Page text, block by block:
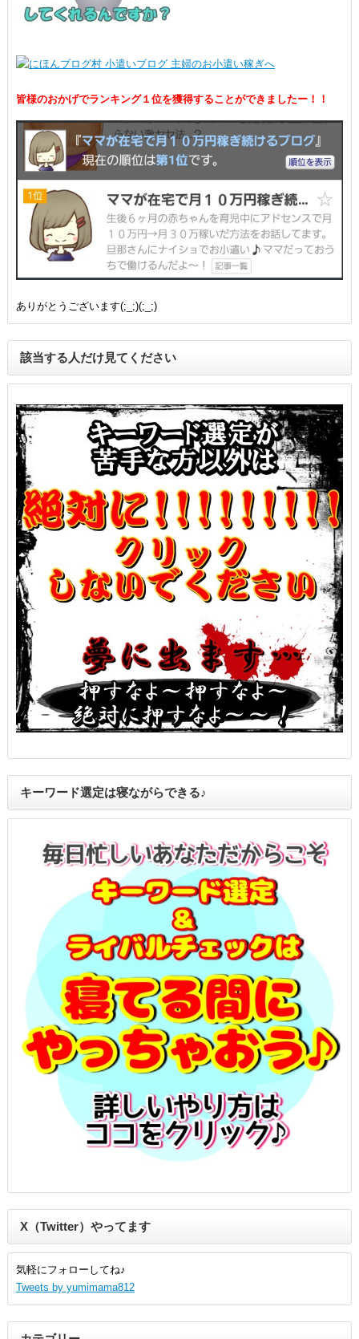
皆様のおかげでランキング１位を獲得することができましたー！！
ありがとうございます(;_;)(;_;)
該当する人だけ見てください
キーワード選定は寝ながらできる♪
X（Twitter）やってます
気軽にフォローしてね♪
Tweets by yumimama812